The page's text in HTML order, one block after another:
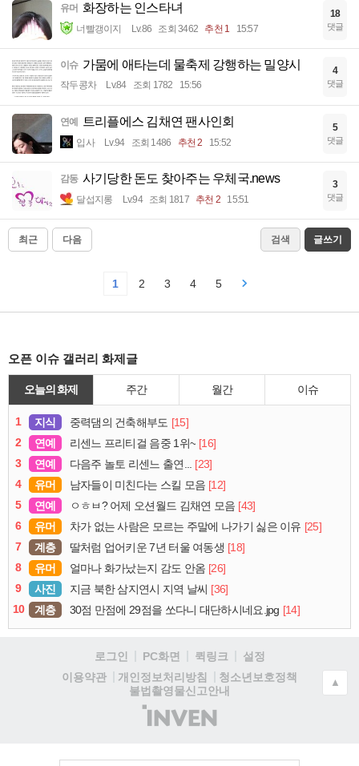
유머 화장하는 인스타녀
너빨갱이지 Lv.86 조회 3462 추천 1 15:57
18
댓글
이슈 가뭄에 애타는데 물축제 강행하는 밀양시
작두콩차 Lv.84 조회 1782 15:56
4
댓글
연예 트리플에스 김채연 팬사인회
입사 Lv.94 조회 1486 추천 2 15:52
5
댓글
감동 사기당한 돈도 찾아주는 우체국.news
달섭지롱 Lv.94 조회 1817 추천 2 15:51
3
댓글
최근 다음 검색 글쓰기
1 2 3 4 5
오픈 이슈 갤러리 화제글
오늘의 화제 주간 월간 이슈
1 지식 중력댐의 건축해부도 [15]
2
연예 리센느 프리티걸 음중 1위~ [16]
3
연예 다음주 놀토 리센느 출연... [23]
4
유머 남자들이 미친다는 스킬 모음 [12]
5
연예 ㅇㅎㅂ? 어제 오션월드 김채연 모음 [43]
6
유머 차가 없는 사람은 모르는 주말에 나가기 싫은 이유 [25]
7
계층 딸처럼 업어키운 7년 터울 여동생 [18]
8
유머 얼마나 화가났는지 감도 안옴 [26]
9
사진 지금 북한 삼지연시 지역 날씨 [36]
10
계층 30점 만점에 29점을 쏘다니 대단하시네요.jpg [14]
로그인 PC화면 퀵링크
설정
이용약관
개인정보처리방침
청소년보호정책
불법촬영물신고안내
(주)
인
▲